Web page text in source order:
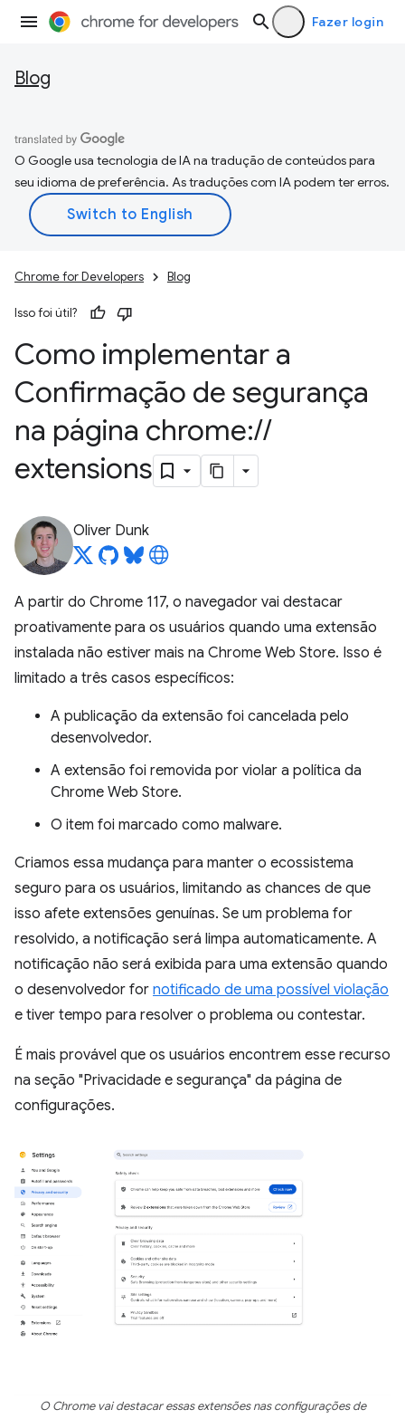
Fazer login
Blog
O Google usa tecnologia de IA na tradução de conteúdos para
seu idioma de preferência. As traduções com IA podem ter erros.
Chrome for Developers Blog
Isso foi útil?
Como implementar a
Confirmação de segurança
na página chrome://
extensions
Oliver Dunk
A partir do Chrome 117, o navegador vai destacar
proativamente para os usuários quando uma extensão
instalada não estiver mais na Chrome Web Store. Isso é
limitado a três casos específicos:
A publicação da extensão foi cancelada pelo
desenvolvedor.
A extensão foi removida por violar a política da
Chrome Web Store.
O item foi marcado como malware.
Criamos essa mudança para manter o ecossistema
seguro para os usuários, limitando as chances de que
isso afete extensões genuínas. Se um problema for
resolvido, a notificação será limpa automaticamente. A
notificação não será exibida para uma extensão quando
o desenvolvedor for notificado de uma possível violação
e tiver tempo para resolver o problema ou contestar.
É mais provável que os usuários encontrem esse recurso
na seção "Privacidade e segurança" da página de
configurações.
O Chrome vai destacar essas extensões nas configurações de